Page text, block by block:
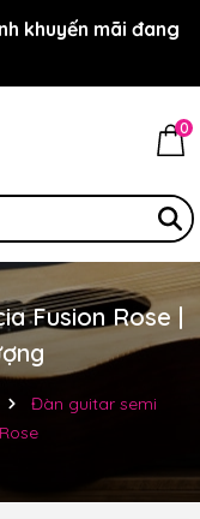
Pear Pham Music
khuyến mãi đang
0
Fusion Rose |
Đàn guitar semi